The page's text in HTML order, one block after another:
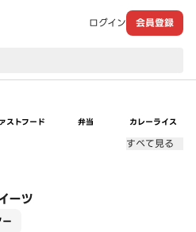
ログイン 会員登録
ストフード 弁当 カレーライス
すべて見る
ーツ